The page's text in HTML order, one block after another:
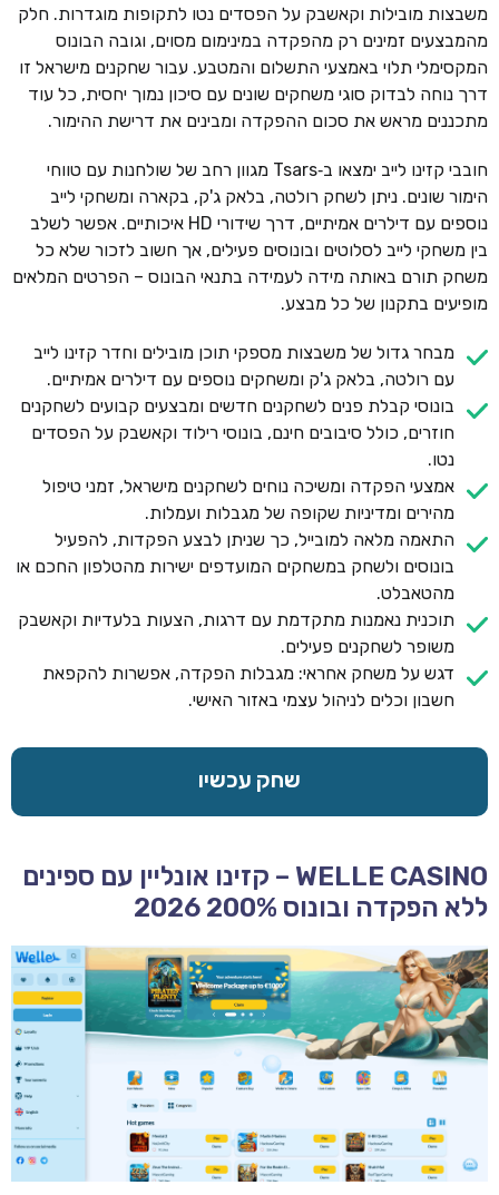
משבצות מובילות וקאשבק על הפסדים נטו לתקופות מוגדרות. חלק
מהמבצעים זמינים רק מהפקדה במינימום מסוים, וגובה הבונוס
המקסימלי תלוי באמצעי התשלום והמטבע. עבור שחקנים מישראל זו
דרך נוחה לבדוק סוגי משחקים שונים עם סיכון נמוך יחסית, כל עוד
מתכננים מראש את סכום ההפקדה ומבינים את דרישת ההימור.
חובבי קזינו לייב ימצאו ב‑Tsars מגוון רחב של שולחנות עם טווחי
הימור שונים. ניתן לשחק רולטה, בלאק ג'ק, בקארה ומשחקי לייב
נוספים עם דילרים אמיתיים, דרך שידורי HD איכותיים. אפשר לשלב
בין משחקי לייב לסלוטים ובונוסים פעילים, אך חשוב לזכור שלא כל
משחק תורם באותה מידה לעמידה בתנאי הבונוס – הפרטים המלאים
מופיעים בתקנון של כל מבצע.
מבחר גדול של משבצות מספקי תוכן מובילים וחדר קזינו לייב
עם רולטה, בלאק ג'ק ומשחקים נוספים עם דילרים אמיתיים.
בונוסי קבלת פנים לשחקנים חדשים ומבצעים קבועים לשחקנים
חוזרים, כולל סיבובים חינם, בונוסי רילוד וקאשבק על הפסדים
נטו.
אמצעי הפקדה ומשיכה נוחים לשחקנים מישראל, זמני טיפול
מהירים ומדיניות שקופה של מגבלות ועמלות.
התאמה מלאה למובייל, כך שניתן לבצע הפקדות, להפעיל
בונוסים ולשחק במשחקים המועדפים ישירות מהטלפון החכם או
מהטאבלט.
תוכנית נאמנות מתקדמת עם דרגות, הצעות בלעדיות וקאשבק
משופר לשחקנים פעילים.
דגש על משחק אחראי: מגבלות הפקדה, אפשרות להקפאת
חשבון וכלים לניהול עצמי באזור האישי.
שחק עכשיו
WELLE CASINO – קזינו אונליין עם ספינים
ללא הפקדה ובונוס 200% 2026